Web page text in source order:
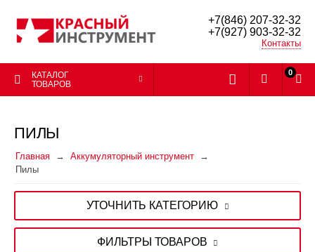
+7(846) 207-32-32
+7(927) 903-32-32
Контакты
КАТАЛОГ
ТОВАРОВ
0
ПИЛЫ
Главная
Аккумуляторный инструмент
Пилы
УТОЧНИТЬ КАТЕГОРИЮ
ФИЛЬТРЫ ТОВАРОВ